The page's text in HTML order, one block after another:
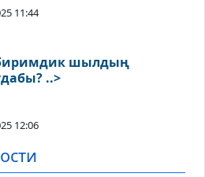
11:44
шылдың
..>
12:06